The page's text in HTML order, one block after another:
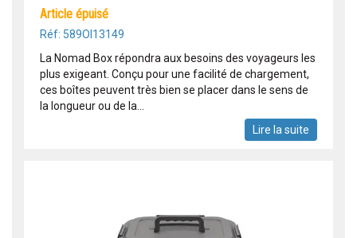
article épuisé
Réf: 589OI13149
La Nomad Box répondra aux besoins des voyageurs les
plus exigeant. Conçu pour une facilité de chargement,
ces boîtes peuvent très bien se placer dans le sens de
la longueur ou de la...
Lire la suite